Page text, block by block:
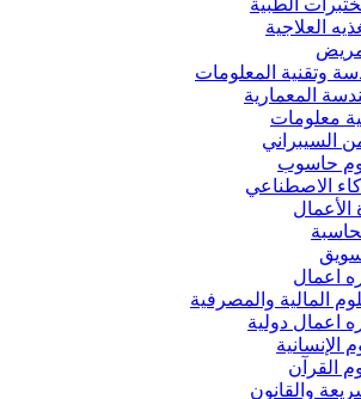
الطبية
العلاجية
وتقنية المعلومات
المعمارية
معلومات
السيبراني
حاسوب
الاصطناعي
الأعمال
اعمال
المالية والمصرفية
اعمال دولية
الإنسانية
القرآن
والقانون